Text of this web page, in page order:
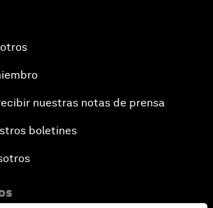
nuestras notas de prensa
boletines